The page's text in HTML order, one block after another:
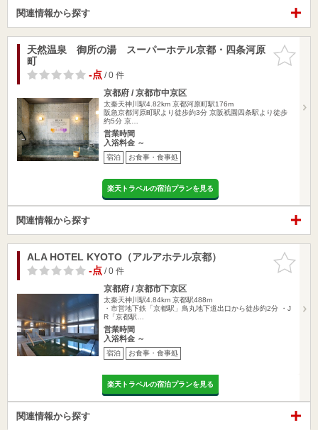
関連情報から探す
お気に入
りに追加
天然温泉 御所の湯 スーパーホテル京都・四条河原
町
-点/ 0 件
京都府 / 京都市中京区
太秦天神川駅4.82km 京都河原町駅176m
阪急京都河原町駅より徒歩約3分 京阪祇園四条駅より徒歩
約5分 京…
営業時間
入浴料金 ～
宿泊 お食事・食事処
楽天トラベルの宿泊プランを見る
関連情報から探す
お気に入
りに追加
ALA HOTEL KYOTO（アルアホテル京都）
-点/ 0 件
京都府 / 京都市下京区
太秦天神川駅4.84km 京都駅488m
・市営地下鉄「京都駅」鳥丸地下道出口から徒歩約2分 ・J
R「京都駅…
営業時間
入浴料金 ～
宿泊 お食事・食事処
楽天トラベルの宿泊プランを見る
関連情報から探す